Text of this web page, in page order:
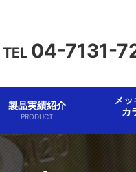
TEL 04-7131-
製品実績紹介
PRODUCT
メ
カ